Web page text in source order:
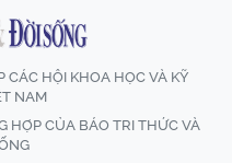
CÁC HỘI KHOA HỌC VÀ KỸ
NAM
HỢP CỦA BÁO TRI THỨC VÀ